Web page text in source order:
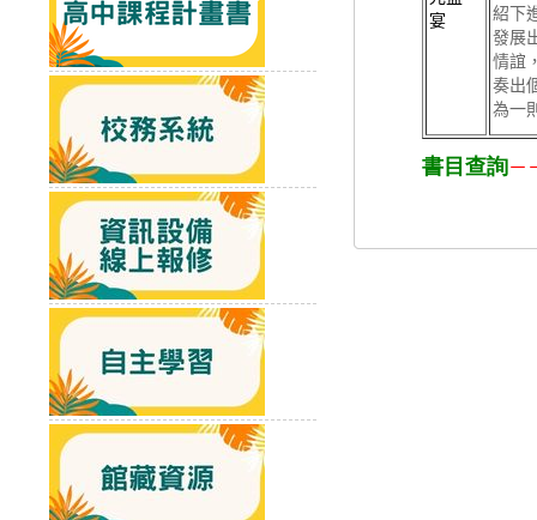
紹下
發展
情誼
奏出
為一
書目查詢－